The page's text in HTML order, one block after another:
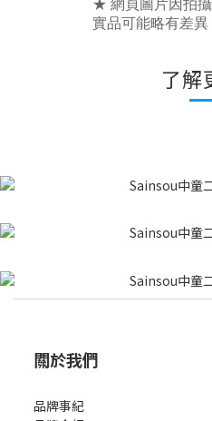
★ 網頁圖片因拍
實品可能略有差
了解
關於我們
品牌事紀